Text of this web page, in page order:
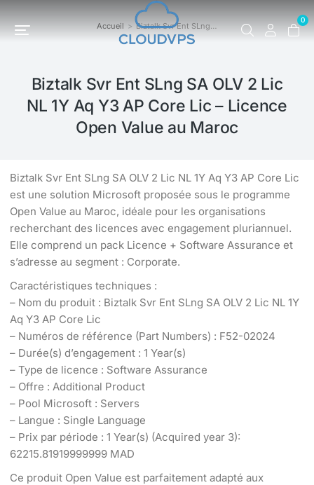
0
Vous êtes ici : Accueil Biztalk Svr Ent SLng…
Biztalk Svr Ent SLng SA OLV 2 Lic
NL 1Y Aq Y3 AP Core Lic – Licence
Open Value au Maroc
Biztalk Svr Ent SLng SA OLV 2 Lic NL 1Y Aq Y3 AP Core Lic
est une solution Microsoft proposée sous le programme
Open Value au Maroc, idéale pour les organisations
recherchant des licences avec engagement pluriannuel.
Elle comprend un pack Licence + Software Assurance et
s’adresse au segment : Corporate.
Caractéristiques techniques :
– Nom du produit : Biztalk Svr Ent SLng SA OLV 2 Lic NL 1Y
Aq Y3 AP Core Lic
– Numéros de référence (Part Numbers) : F52-02024
– Durée(s) d’engagement : 1 Year(s)
– Type de licence : Software Assurance
– Offre : Additional Product
– Pool Microsoft : Servers
– Langue : Single Language
– Prix par période : 1 Year(s) (Acquired year 3):
62215.81919999999 MAD
Ce produit Open Value est parfaitement adapté aux